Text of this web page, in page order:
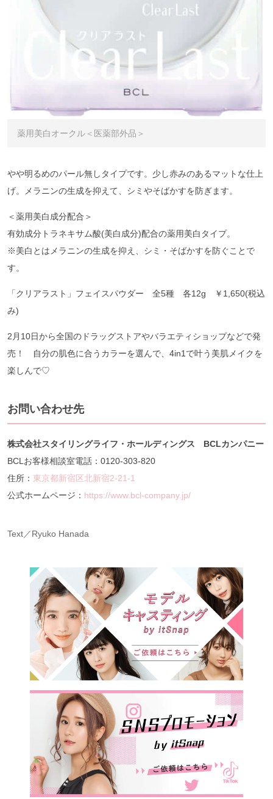
薬用美白オークル＜医薬部外品＞
やや明るめのパール無しタイプです。少し赤みのあるマットな仕上
げ。メラニンの生成を抑えて、シミやそばかすを防ぎます。
＜薬用美白成分配合＞
有効成分トラネキサム酸(美白成分)配合の薬用美白タイプ。
※美白とはメラニンの生成を抑え、シミ・そばかすを防ぐことで
す。
「クリアラスト」フェイスパウダー 全5種 各12g ￥1,650(税込
み)
2月10日から全国のドラッグストアやバラエティショップなどで発
売！ 自分の肌色に合うカラーを選んで、4in1で叶う美肌メイクを
楽しんで♡
お問い合わせ先
株式会社スタイリングライフ・ホールディングス BCLカンパニー
BCLお客様相談室電話：0120-303-820
住所： 東京都新宿区北新宿2-21-1
公式ホームページ： https://www.bcl-company.jp/
Text／Ryuko Hanada